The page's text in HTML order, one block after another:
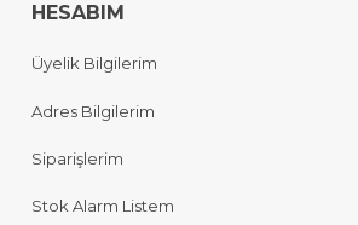
HESABIM
Üyelik Bilgilerim
Adres Bilgilerim
Siparişlerim
Stok Alarm Listem